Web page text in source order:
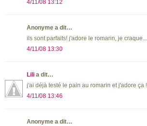
4/11/08 13:12
Anonyme a dit…
ils sont parfaits! j'adore le romarin, je craque...
4/11/08 13:30
Lili a dit…
j'ai déjà testé le pain au romarin et j'adore ça
4/11/08 13:46
Anonyme a dit…